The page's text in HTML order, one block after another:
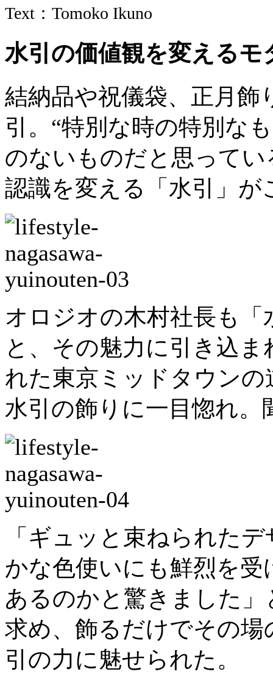
Text：Tomoko Ikuno
水引の価値観を変えるモ
結納品や祝儀袋、正月
引。“特別な時の特別な
のないものだと思って
認識を変える「水引」が
オロジオの木村社長も
と、その魅力に引き込
れた東京ミッドタウン
水引の飾りに一目惚れ
「ギュッと束ねられた
かな色使いにも鮮烈を
あるのかと驚きました
求め、飾るだけでその
引の力に魅せられた。